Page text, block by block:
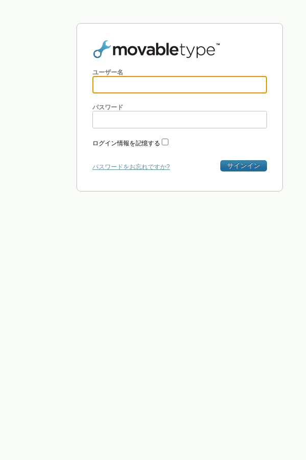
ユーザー名
パスワード
ログイン情報を記憶する
サインイン
パスワードをお忘れですか?